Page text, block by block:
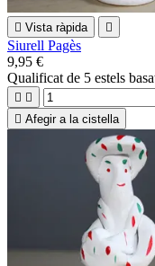
 Vista ràpida 
Siurell Pagès
9,95 €
Qualificat de 5 estels
 
 Afegir a la cistella